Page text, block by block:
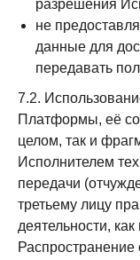
разрешения
не
данные для
передавать
7.2.
Платформы, её
целом, так и
Исполнителем
передачи
третьему лицу
деятельности,
Распространение